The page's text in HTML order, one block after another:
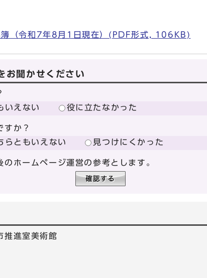
簿（令和7年8月1日現在）(PDF形式, 106KB)
お聞かせください
いえない 役に立たなかった
すか？
らともいえない 見つけにくかった
ホームページ運営の参考とします。
推進室美術館